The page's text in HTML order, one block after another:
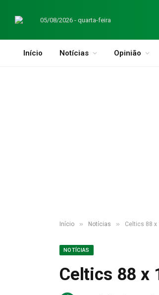
05/08/2026 - quarta-feira
Início Notícias Opinião
Início » Notícias » Celtics 88 x
NOTÍCIAS
Celtics 88 x